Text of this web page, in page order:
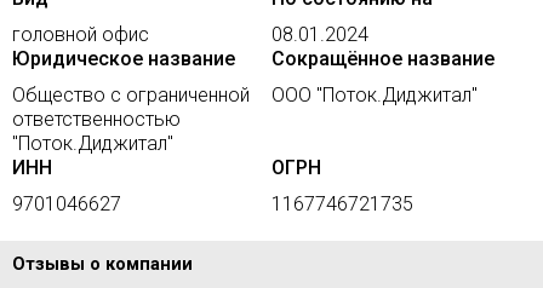
головной офис
08.01.2024
Юридическое название
Общество с ограниченной
ответственностью
"Поток.Диджитал"
Сокращённое название
ООО "Поток.Диджитал"
ИНН
9701046627
ОГРН
1167746721735
Отзывы о компании